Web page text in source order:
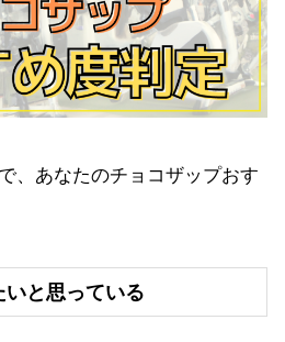
、あなたのチョコザップおす
と思っている